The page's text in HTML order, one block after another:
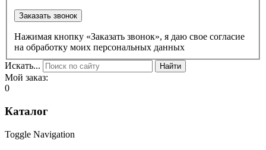
Заказать звонок
Нажимая кнопку «Заказать звонок», я даю свое согласие
на обработку моих персональных данных
Искать...
Найти
Мой заказ:
0
Каталог
Toggle Navigation